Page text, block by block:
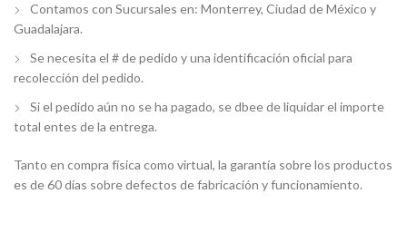
Contamos con Sucursales en: Monterrey, Ciudad de México y
Guadalajara.
Se necesita el # de pedido y una identificación oficial para
recolección del pedido.
Si el pedido aún no se ha pagado, se dbee de liquidar el importe
total entes de la entrega.
Tanto en compra física como virtual, la garantía sobre los productos
es de 60 días sobre defectos de fabricación y funcionamiento.